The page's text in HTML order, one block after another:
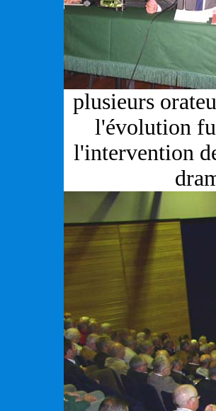
plusieurs
l'évolution
l'intervention